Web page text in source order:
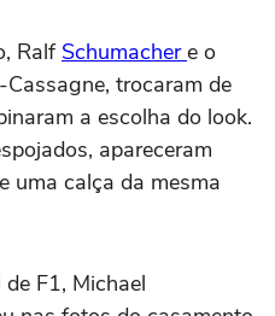
Ralf Schumachere o
trocaram de
a escolha do look.
apareceram
uma calça da mesma
F1, Michael